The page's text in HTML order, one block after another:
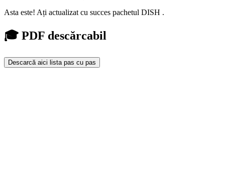
Asta este! Ați actualizat cu succes pachetul DISH .
🎓 PDF descărcabil
Descarcă aici lista pas cu pas